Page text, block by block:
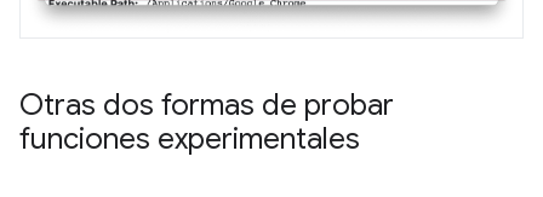
Otras dos formas de probar
funciones experimentales